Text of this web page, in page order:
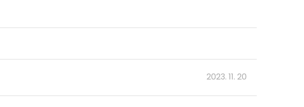
2023. 11. 20